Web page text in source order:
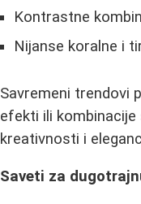
Kontrastne
Nijanse koralne i
Savremeni trendovi
efekti ili
kreativnosti i
Saveti za